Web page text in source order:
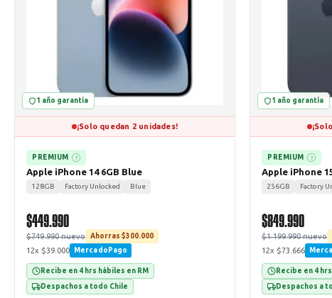
1 año garantía
¡Solo quedan 2 unidades!
PREMIUM ?
Apple iPhone 14 6GB Blue
128GB Factory Unlocked Blue
$449.990
$749.990 nuevo Ahorras $300.000
12x $39.000 MercadoPago
Recibe en 4 hrs hábiles en RM
Despachos a todo Chile
1 año garantía
PREMIUM ?
Apple iPhone
256GB Factory
$849.990
$1.199.990 nuevo
12x $73.666
Recibe en 4
Despachos a